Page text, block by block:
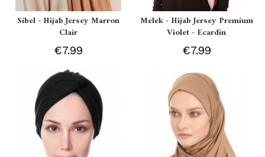
Sibel - Hijab Jersey Marron
Clair
€7.99
Melek - Hijab Jersey Premium
Violet - Ecardin
€7.99